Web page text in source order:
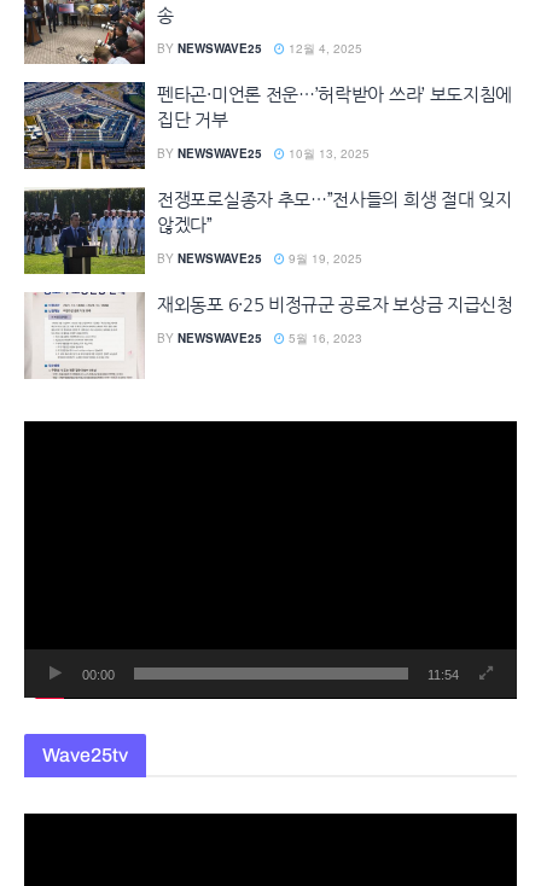
송
BY NEWSWAVE25 12월 4, 2025
펜타곤·미언론 전운…’허락받아 쓰라’ 보도지침에
집단 거부
BY NEWSWAVE25 10월 13, 2025
전쟁포로실종자 추모…”전사들의 희생 절대 잊지
않겠다”
BY NEWSWAVE25 9월 19, 2025
재외동포 6·25 비정규군 공로자 보상금 지급신청
BY NEWSWAVE25 5월 16, 2023
00:00 11:54
Wave25tv